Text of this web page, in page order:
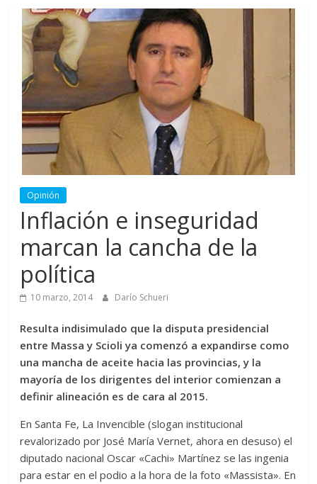
Opinión
Inflación e inseguridad
marcan la cancha de la
política
10 marzo, 2014 Darío Schueri
Resulta indisimulado que la disputa presidencial
entre Massa y Scioli ya comenzó a expandirse como
una mancha de aceite hacia las provincias, y la
mayoría de los dirigentes del interior comienzan a
definir alineación es de cara al 2015.
En Santa Fe, La Invencible (slogan institucional
revalorizado por José María Vernet, ahora en desuso) el
diputado nacional Oscar «Cachi» Martínez se las ingenia
para estar en el podio a la hora de la foto «Massista». En